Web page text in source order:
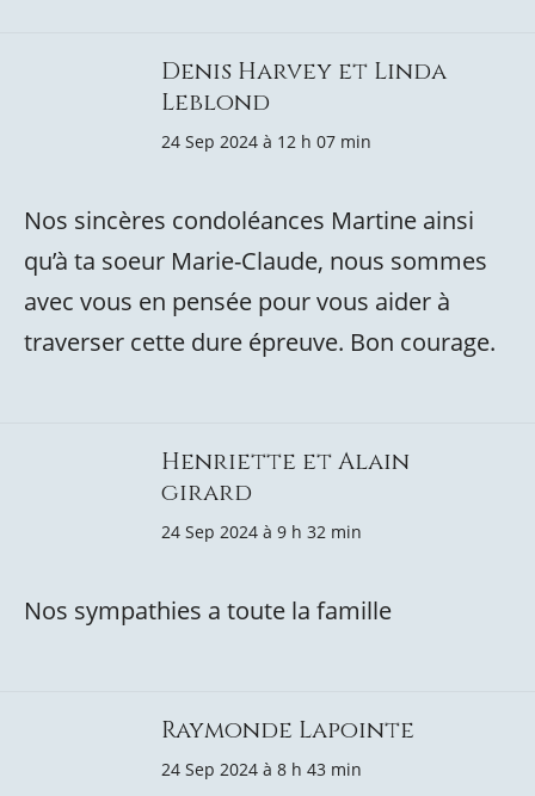
Denis Harvey et Linda
Leblond
24 Sep 2024 à 12 h 07 min
Nos sincères condoléances Martine ainsi
qu’à ta soeur Marie-Claude, nous sommes
avec vous en pensée pour vous aider à
traverser cette dure épreuve. Bon courage.
Henriette et Alain
girard
24 Sep 2024 à 9 h 32 min
Nos sympathies a toute la famille
Raymonde Lapointe
24 Sep 2024 à 8 h 43 min